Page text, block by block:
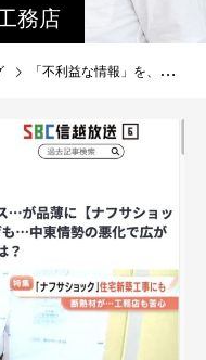
務店
家族「不利益な情報」を、なぜ今公開するのか。私たちの答え。